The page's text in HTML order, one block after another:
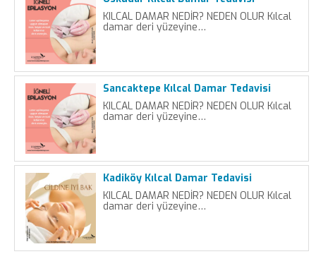
KILCAL DAMAR NEDİR? NEDEN OLUR Kılcal
damar deri yüzeyine…
Sancaktepe Kılcal Damar Tedavisi
KILCAL DAMAR NEDİR? NEDEN OLUR Kılcal
damar deri yüzeyine…
Kadiköy Kılcal Damar Tedavisi
KILCAL DAMAR NEDİR? NEDEN OLUR Kılcal
damar deri yüzeyine…